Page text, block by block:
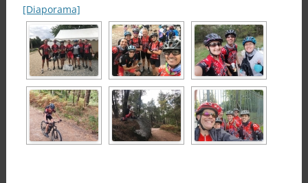
[Diaporama]